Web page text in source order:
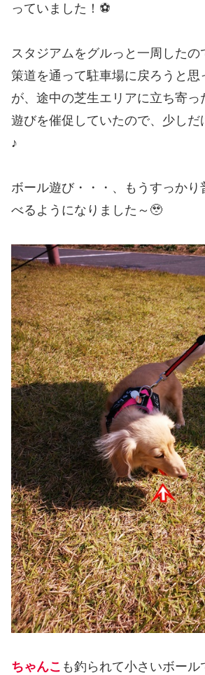
っていました！⚽
スタジアムをグルっと一周したの
策道を通って駐車場に戻ろうと思
が、途中の芝生エリアに立ち寄っ
遊びを催促していたので、少しだ
♪
ボール遊び・・・、もうすっかり
べるようになりました～🥹
ちゃんこ も釣られて小さいボー